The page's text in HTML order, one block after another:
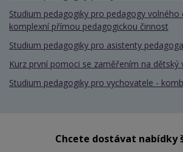
Studium pedagogiky pro pedagogy volného
komplexní přímou pedagogickou činnost
Studium pedagogiky pro asistenty
Kurz první pomoci se zaměřením na dětský
Studium pedagogiky pro vychovatele -
Chcete dostávat nabídky